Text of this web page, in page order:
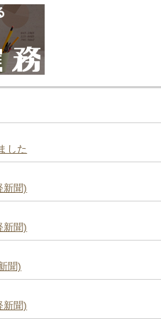
した
新聞)
新聞)
聞)
新聞)